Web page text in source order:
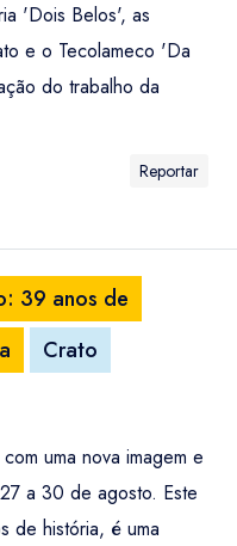
'Dois Belos', as
e o Tecolameco 'Da
do trabalho da
Reportar
39 anos de
Crato
uma nova imagem e
a 30 de agosto. Este
de história, é uma